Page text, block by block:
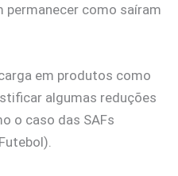
permanecer como saíram
em produtos como
algumas reduções
o caso das SAFs